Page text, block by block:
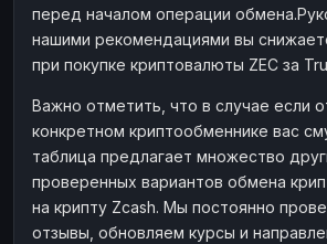
перед началом операции
нашими рекомендациями вы
при покупке криптовалюты ZEC за
Важно отметить, что в случае если
конкретном криптообменнике вас
таблица предлагает множество
проверенных вариантов обмена
на крипту Zcash. Мы постоянно
отзывы, обновляем курсы и